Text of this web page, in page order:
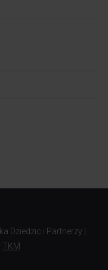
Dziedzic i Partnerzy |
TKM